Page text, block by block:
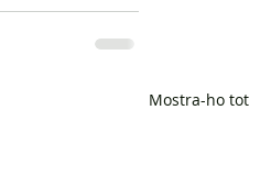
Mostra-ho tot